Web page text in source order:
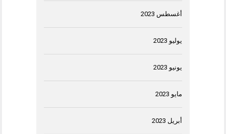
أغسطس 2023
يوليو 2023
يونيو 2023
مايو 2023
أبريل 2023